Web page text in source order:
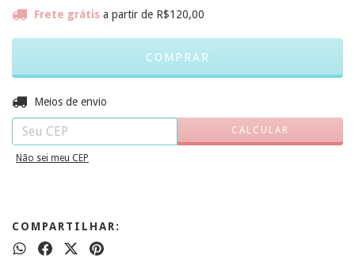
Frete grátis a partir de R$120,00
Entregas para o CEP:
Meios de envio
CALCULAR
Não sei meu CEP
COMPARTILHAR: